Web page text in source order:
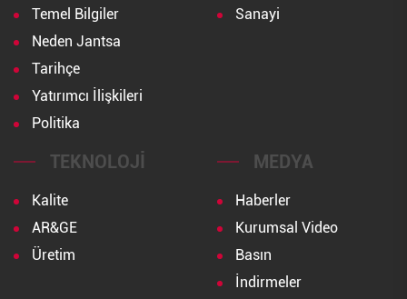
Temel Bilgiler
Neden Jantsa
Tarihçe
Yatırımcı İlişkileri
Politika
Sanayi
TEKNOLOJI
Kalite
AR&GE
Üretim
MEDYA
Haberler
Kurumsal Video
Basın
İndirmeler